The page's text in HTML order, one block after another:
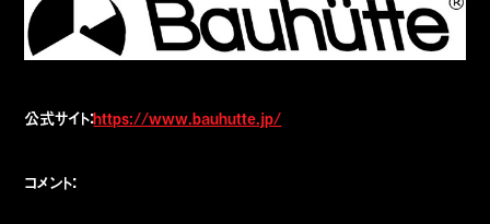
公式サイト：https://www.bauhutte.jp/
コメント：